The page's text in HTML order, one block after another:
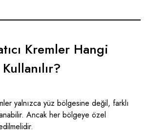
Kremler Hangi
yalnızca yüz bölgesine değil, farklı
Ancak her bölgeye özel